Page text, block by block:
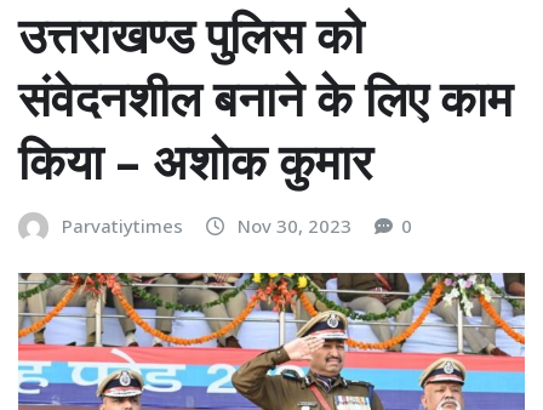
उत्तराखण्ड पुलिस को
संवेदनशील बनाने के लिए काम
किया – अशोक कुमार
Parvatiytimes Nov 30, 2023 0